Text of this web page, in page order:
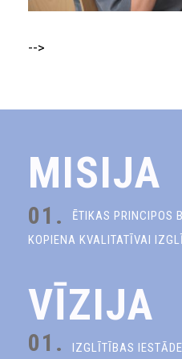
-->
MISIJA
01.
ĒTIKAS PRINCIPOS
KOPIENA KVALITATĪVAI
VĪZIJA
01.
IZGLĪTĪBAS